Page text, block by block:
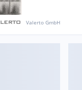
Valerto GmbH